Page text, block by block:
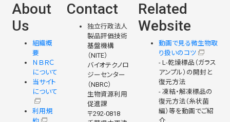
About
Us
組織概
要
ＮＢＲＣ
について
当サイト
について
利用規
Contact
独立行政法人
製品評価技術
基盤機構
（NITE）
バイオテクノロ
ジーセンター
（NBRC）
生物資源利用
促進課
〒292-0818
Related
Website
動画で見る微生物取
り扱いのコツ
- L-乾燥標品（ガラス
アンプル）の開封と
復元方法
- 凍結・解凍標品の
復元方法（糸状菌
編）等を動画でご紹